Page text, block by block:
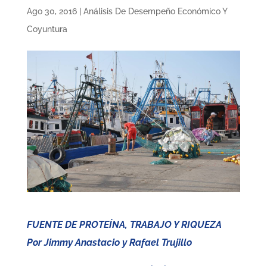
Ago 30, 2016| Análisis De Desempeño Económico Y
Coyuntura
FUENTE DE PROTEÍNA, TRABAJO Y RIQUEZA
Por Jimmy Anastacio y Rafael Trujillo